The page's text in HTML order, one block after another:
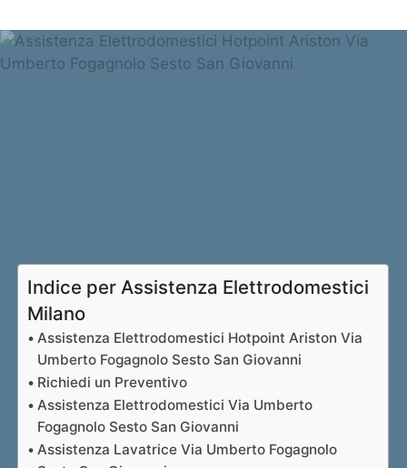
Indice per Assistenza Elettrodomestici
Milano
Assistenza Elettrodomestici Hotpoint Ariston Via
Umberto Fogagnolo Sesto San Giovanni
Richiedi un Preventivo
Assistenza Elettrodomestici Via Umberto
Fogagnolo Sesto San Giovanni
Assistenza Lavatrice Via Umberto Fogagnolo